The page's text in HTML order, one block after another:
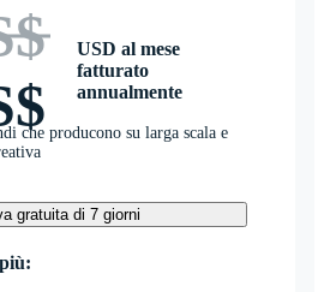
USD al mese
fatturato
annualmente
che producono su larga scala e
gratuita di 7 giorni